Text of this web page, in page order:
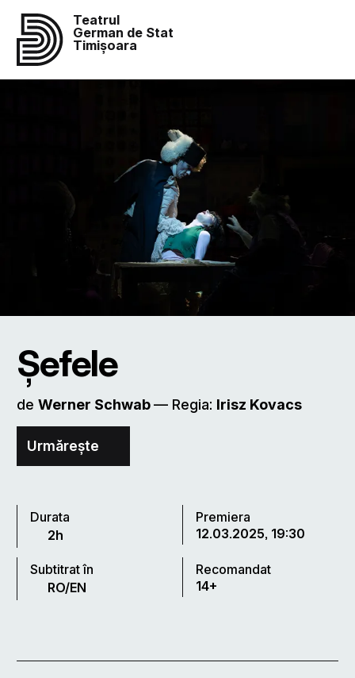
Teatrul
German de Stat
Timișoara
Șefele
deWerner Schwab–– Regia: Irisz Kovacs
Urmărește
Durata
2h
Premiera
12.03.2025, 19:30
Subtitrat în
RO/EN
Recomandat
14+